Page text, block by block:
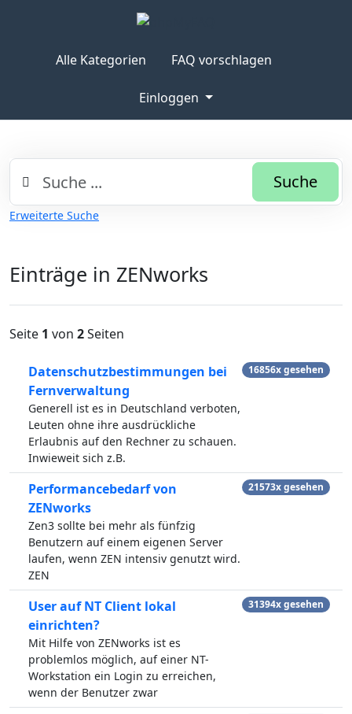
Alle Kategorien FAQ vorschlagen
Einloggen
Suche
Erweiterte Suche
Einträge in ZENworks
Seite 1 von 2Seiten
Datenschutzbestimmungen bei
Fernverwaltung
Generell ist es in Deutschland verboten,
Leuten ohne ihre ausdrückliche
Erlaubnis auf den Rechner zu schauen.
Inwieweit sich z.B.
16856x gesehen
Performancebedarf von
ZENworks
Zen3 sollte bei mehr als fünfzig
Benutzern auf einem eigenen Server
laufen, wenn ZEN intensiv genutzt wird.
ZEN
21573x gesehen
User auf NT Client lokal
einrichten?
Mit Hilfe von ZENworks ist es
problemlos möglich, auf einer NT-
Workstation ein Login zu erreichen,
wenn der Benutzer zwar
31394x gesehen